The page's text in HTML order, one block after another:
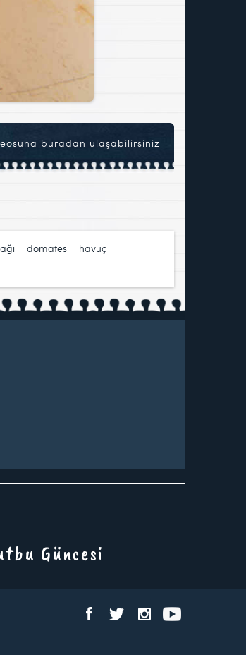
buradan ulaşabilirsiniz
domates havuç
Güncesi